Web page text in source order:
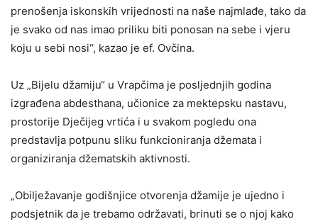
prenošenja iskonskih vrijednosti na naše najmlađe, tako da
je svako od nas imao priliku biti ponosan na sebe i vjeru
koju u sebi nosi“, kazao je ef. Ovčina.
Uz „Bijelu džamiju“ u Vrapčima je posljednjih godina
izgrađena abdesthana, učionice za mektepsku nastavu,
prostorije Dječijeg vrtića i u svakom pogledu ona
predstavlja potpunu sliku funkcioniranja džemata i
organiziranja džematskih aktivnosti.
„Obilježavanje godišnjice otvorenja džamije je ujedno i
podsjetnik da je trebamo održavati, brinuti se o njoj kako